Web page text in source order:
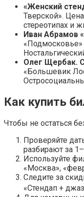
«Женский
Тверской».
стереотипах и
Иван Абрамов
«Подмосковье»
Олег Щербак.
«Большевик
Как купить
Чтобы не остаться
Проверяйте
разбирают за
Используйте
«Москва»,
Следите за
«Стендап +